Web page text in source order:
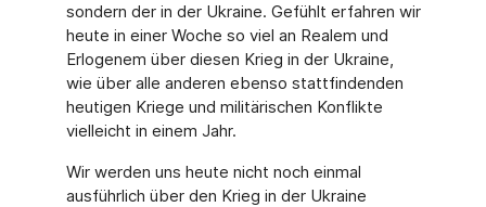
sondern der in der Ukraine. Gefühlt erfahren wir
heute in einer Woche so viel an Realem und
Erlogenem über diesen Krieg in der Ukraine,
wie über alle anderen ebenso stattfindenden
heutigen Kriege und militärischen Konflikte
vielleicht in einem Jahr.
Wir werden uns heute nicht noch einmal
ausführlich über den Krieg in der Ukraine